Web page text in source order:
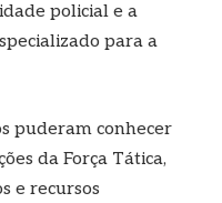
policial e a
para a
puderam conhecer
da Força Tática,
e recursos